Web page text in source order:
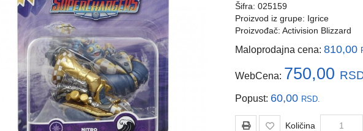
Šifra: 025159
Proizvod iz grupe: Igrice
Proizvođač: Activision Blizzard
Maloprodajna cena: 810,00
WebCena: 750,00
Popust: 60,00 RSD.
Količina